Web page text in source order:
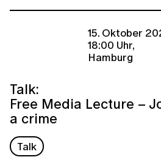
15. Oktober
18:00 Uhr,
Hamburg
Talk:
Free Media Lecture –
a crime
Talk